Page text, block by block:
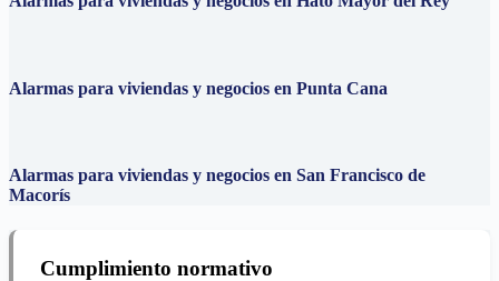
Alarmas para viviendas y negocios en Punta Cana
Alarmas para viviendas y negocios en San Francisco de
Macorís
Cumplimiento normativo